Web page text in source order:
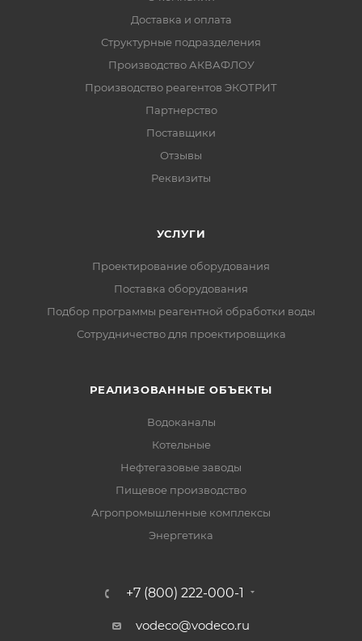
Доставка и оплата
Структурные подразделения
Производство АКВАФЛОУ
Производство реагентов ЭКОТРИТ
Партнерство
Поставщики
Отзывы
Реквизиты
УСЛУГИ
Проектирование оборудования
Поставка оборудования
Подбор программы реагентной обработки воды
Сотрудничество для проектировщика
РЕАЛИЗОВАННЫЕ ОБЪЕКТЫ
Водоканалы
Котельные
Нефтегазовые заводы
Пищевое производство
Агропромышленные комплексы
Энергетика
+7 (800) 222-000-1
vodeco@vodeco.ru